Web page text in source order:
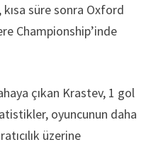
kısa süre sonra Oxford
Championship’inde
çıkan Krastev, 1 gol
oyuncunun daha
üzerine